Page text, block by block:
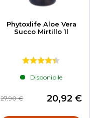
Phytoxlife Aloe Vera
Succo Mirtillo 1l
Disponibile
20,92 €
27,90 €